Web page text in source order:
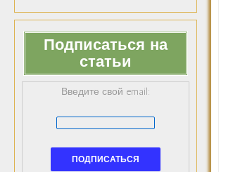
Подписаться на
статьи
Введите свой email: